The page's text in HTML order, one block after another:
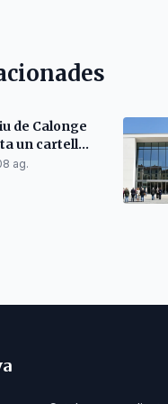
de Calonge
un cartell
i un espai
ag.